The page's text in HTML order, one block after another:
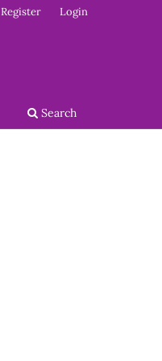
Search
Register Login